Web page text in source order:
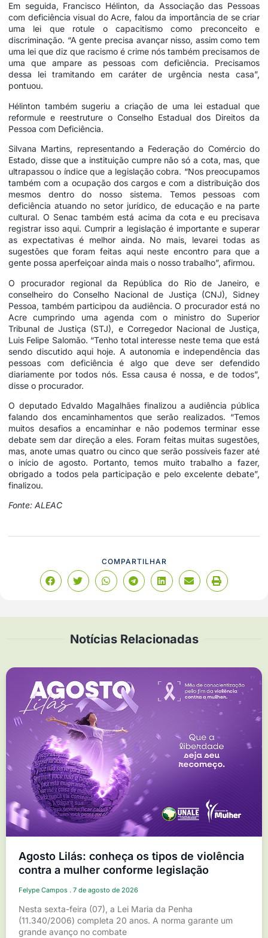
Em seguida, Francisco Hélinton, da Associação das Pessoas
com deficiência visual do Acre, falou da importância de se criar
uma lei que rotule o capacitismo como preconceito e
discriminação. “A gente precisa avançar nisso, assim como tem
uma lei que diz que racismo é crime nós também precisamos de
uma que ampare as pessoas com deficiência. Precisamos
dessa lei tramitando em caráter de urgência nesta casa”,
pontuou.
Hélinton também sugeriu a criação de uma lei estadual que
reformule e reestruture o Conselho Estadual dos Direitos da
Pessoa com Deficiência.
Silvana Martins, representando a Federação do Comércio do
Estado, disse que a instituição cumpre não só a cota, mas, que
ultrapassou o índice que a legislação cobra. “Nos preocupamos
também com a ocupação dos cargos e com a distribuição dos
mesmos dentro do nosso sistema. Temos pessoas com
deficiência atuando no setor jurídico, de educação e na parte
cultural. O Senac também está acima da cota e eu precisava
registrar isso aqui. Cumprir a legislação é importante e superar
as expectativas é melhor ainda. No mais, levarei todas as
sugestões que foram feitas aqui neste encontro para que a
gente possa aperfeiçoar ainda mais o nosso trabalho”, afirmou.
O procurador regional da República do Rio de Janeiro, e
conselheiro do Conselho Nacional de Justiça (CNJ), Sidney
Pessoa, também participou da audiência. O procurador está no
Acre cumprindo uma agenda com o ministro do Superior
Tribunal de Justiça (STJ), e Corregedor Nacional de Justiça,
Luis Felipe Salomão. “Tenho total interesse neste tema que está
sendo discutido aqui hoje. A autonomia e independência das
pessoas com deficiência é algo que deve ser defendido
diariamente por todos nós. Essa causa é nossa, e de todos”,
disse o procurador.
O deputado Edvaldo Magalhães finalizou a audiência pública
falando dos encaminhamentos que serão realizados. “Temos
muitos desafios a encaminhar e não podemos terminar esse
debate sem dar direção a eles. Foram feitas muitas sugestões,
mas, anote umas quatro ou cinco que serão possíveis fazer até
o início de agosto. Portanto, temos muito trabalho a fazer,
obrigado a todos pela participação e pelo excelente debate”,
finalizou.
Fonte: ALEAC
COMPARTILHAR
Notícias Relacionadas
Agosto Lilás: conheça os tipos de violência
contra a mulher conforme legislação
Felype Campos 7 de agosto de 2026
Nesta sexta-feira (07), a Lei Maria da Penha
(11.340/2006) completa 20 anos. A norma garante um
grande avanço no combate